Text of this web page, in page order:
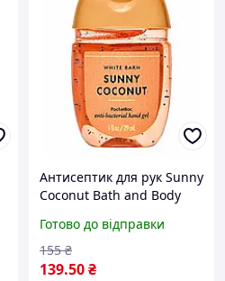
Антисептик для рук Sunny
Coconut Bath and Body
Готово до відправки
139.50₴
155 ₴